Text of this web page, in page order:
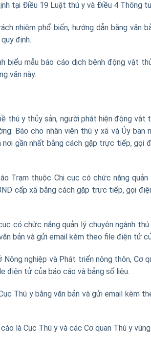
tại Điều 19 Luật thú y và Điều 4 Thông
nhiệm phổ biến, hướng dẫn bằng văn
định.
biểu mẫu báo cáo dịch bệnh động vật
văn này.
thú y thủy sản, người phát hiện động vật
Báo cho nhân viên thú y xã và Ủy ban
nơi gần nhất bằng cách gặp trực tiếp, gọi
Trạm thuộc Chi cục có chức năng
cấp xã bằng cách gặp trực tiếp, gọi
có chức năng quản lý chuyên ngành
bản và gửi email kèm theo file điện tử
Nông nghiệp và Phát triển nông thôn, Cơ
điện tử của báo cáo và bảng số liệu.
Thú y bằng văn bản và gửi email kèm
là Cục Thú y và các Cơ quan Thú y